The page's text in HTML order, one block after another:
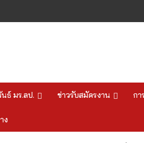
ธ์ มร.ลป. ข่าวรับสมัครงาน กา
ง